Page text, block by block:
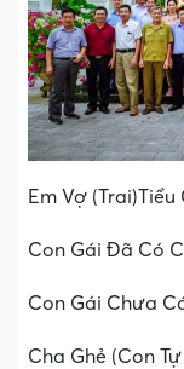
Em Vợ (Trai)Tiểu
Con Gái Đã Có
Con Gái Chưa
Cha Ghẻ (Con